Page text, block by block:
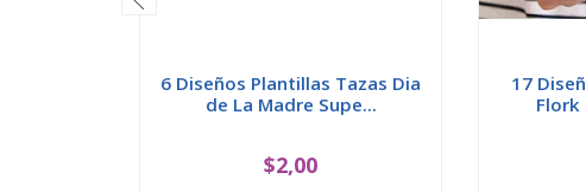
6 Diseños Plantillas Tazas Dia
de La Madre Supe...
$2,00
17
Flork